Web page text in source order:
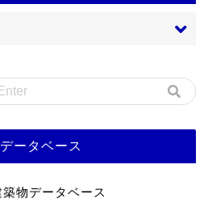
ータベース
物データベース